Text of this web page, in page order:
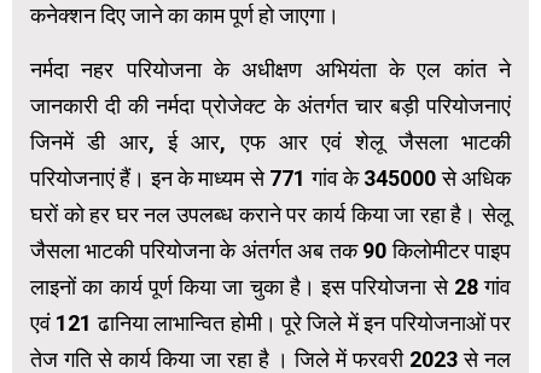
कनेक्शन दिए जाने का काम पूर्ण हो जाएगा।
नर्मदा नहर परियोजना के अधीक्षण अभियंता के एल कांत ने
जानकारी दी की नर्मदा प्रोजेक्ट के अंतर्गत चार बड़ी परियोजनाएं
जिनमें डी आर, ई आर, एफ आर एवं शेलू जैसला भाटकी
परियोजनाएं हैं। इन के माध्यम से 771 गांव के 345000 से अधिक
घरों को हर घर नल उपलब्ध कराने पर कार्य किया जा रहा है। सेलू
जैसला भाटकी परियोजना के अंतर्गत अब तक 90 किलोमीटर पाइप
लाइनों का कार्य पूर्ण किया जा चुका है। इस परियोजना से 28 गांव
एवं 121 ढानिया लाभान्वित होमी। पूरे जिले में इन परियोजनाओं पर
तेज गति से कार्य किया जा रहा है । जिले में फरवरी 2023 से नल